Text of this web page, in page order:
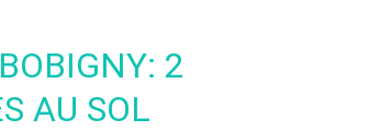
2
AU SOL